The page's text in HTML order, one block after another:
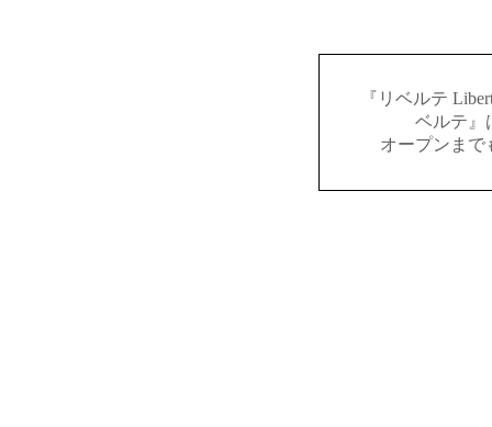
『リベルテ
ベルテ』
オープンまで